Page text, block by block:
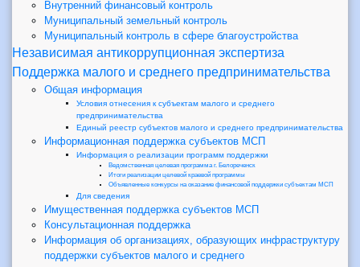
Внутренний финансовый контроль
Муниципальный земельный контроль
Муниципальный контроль в сфере благоустройства
Независимая антикоррупционная экспертиза
Поддержка малого и среднего предпринимательства
Общая информация
Условия отнесения к субъектам малого и среднего
предпринимательства
Единый реестр субъектов малого и среднего предпринимательства
Информационная поддержка субъектов МСП
Информация о реализации программ поддержки
Ведомственная целевая программа г. Белореченск
Итоги реализации целевой краевой программы
Объявленные конкурсы на оказание финансовой поддержки субъектам МСП
Для сведения
Имущественная поддержка субъектов МСП
Консультационная поддержка
Информация об организациях, образующих инфраструктуру
поддержки субъектов малого и среднего